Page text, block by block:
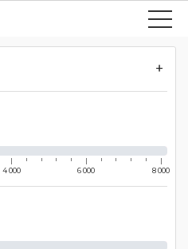
4 000 6 000 8 000